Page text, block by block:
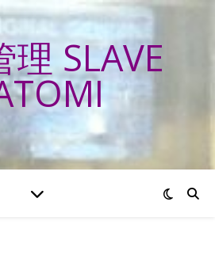
理 SLAVE